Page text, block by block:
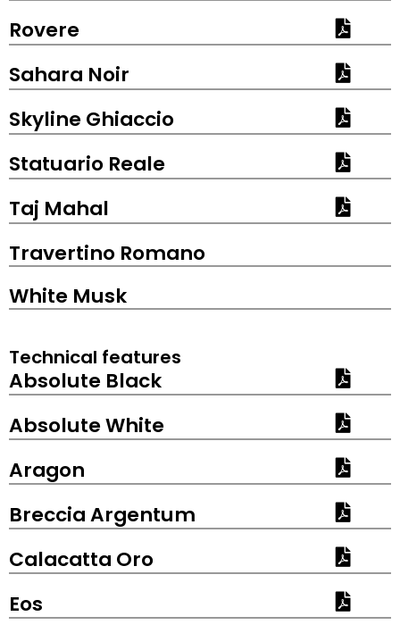
Rovere
Sahara Noir
Skyline Ghiaccio
Statuario Reale
Taj Mahal
Travertino Romano
White Musk
Technical features
Absolute Black
Absolute White
Aragon
Breccia Argentum
Calacatta Oro
Eos